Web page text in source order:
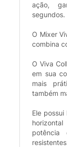
ação,
segundos.
O Mixer
combina
O Viva
em sua
mais
também
Ele
potência